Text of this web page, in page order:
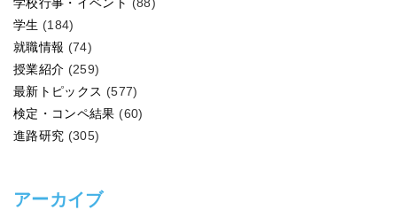
学生 (184)
就職情報 (74)
授業紹介 (259)
最新トピックス (577)
検定・コンペ結果 (60)
進路研究 (305)
アーカイブ